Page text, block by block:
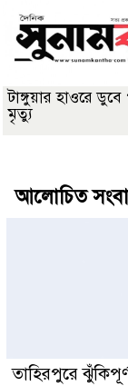
টাঙ্গুয়ার হাওরে ডুবে
মৃত্যু
আলোচিত
তাহিরপুরে